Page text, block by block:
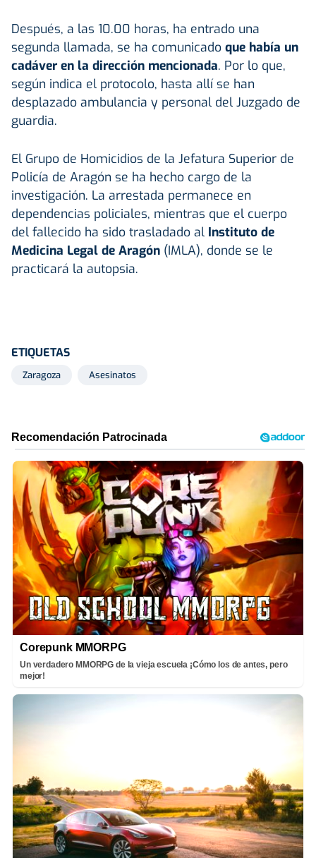
Después, a las 10.00 horas, ha entrado una
segunda llamada, se ha comunicado que había un
cadáver en la dirección mencionada. Por lo que,
según indica el protocolo, hasta allí se han
desplazado ambulancia y personal del Juzgado de
guardia.
El Grupo de Homicidios de la Jefatura Superior de
Policía de Aragón se ha hecho cargo de la
investigación. La arrestada permanece en
dependencias policiales, mientras que el cuerpo
del fallecido ha sido trasladado al Instituto de
Medicina Legal de Aragón (IMLA), donde se le
practicará la autopsia.
ETIQUETAS
Zaragoza Asesinatos
Corepunk MMORPG
Un verdadero MMORPG de la vieja escuela ¡Cómo los de antes, pero
mejor!